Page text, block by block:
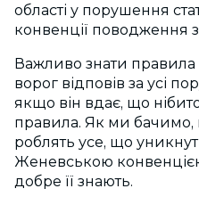
області у порушення
конвенції поводження
Важливо знати
ворог відповів за усі
якщо він вдає, що
правила. Як ми бачимо,
роблять усе, що
Женевською
добре її знають.